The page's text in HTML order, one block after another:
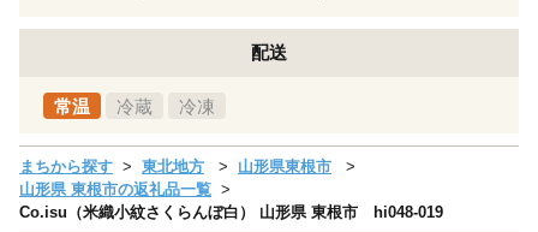
配送
常温 冷蔵 冷凍
まちから探す 東北地方
山形県東根市
山形県 東根市の返礼品一覧
Co.isu（米織小紋さくらんぼ白） 山形県 東根市 hi048-019